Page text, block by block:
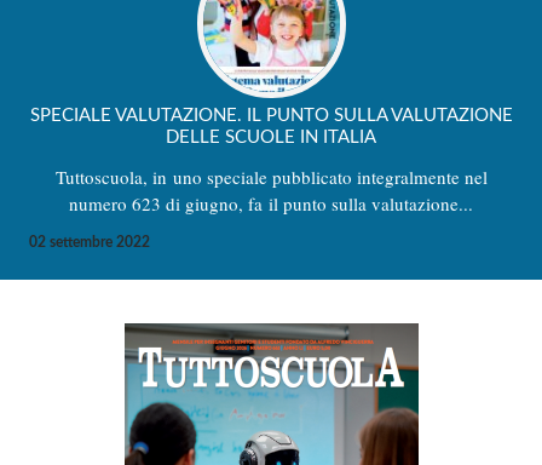
SPECIALE VALUTAZIONE. IL PUNTO SULLA VALUTAZIONE
DELLE SCUOLE IN ITALIA
Tuttoscuola, in uno speciale pubblicato integralmente nel
numero 623 di giugno, fa il punto sulla valutazione...
02 settembre 2022